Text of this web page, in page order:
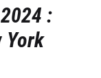
:
York